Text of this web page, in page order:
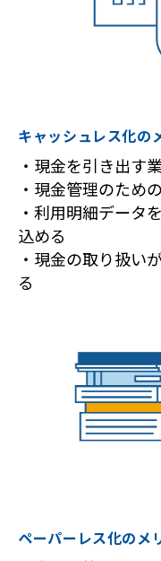
キャッシュレス化の
・現金を引き出す
・現金管理のため
・利用明細データ
込める
・現金の取り扱い
る
ペーパーレス化のメ